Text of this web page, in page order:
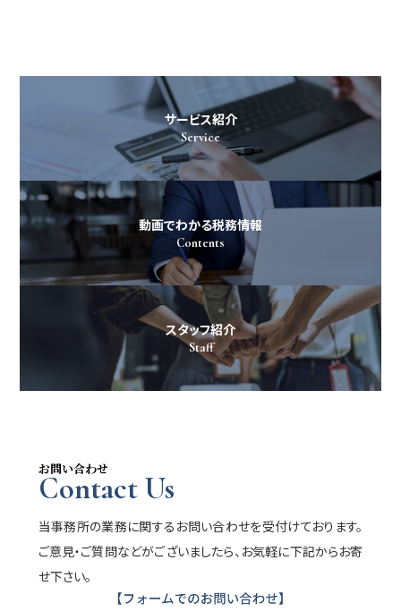
サービス紹介
Service
動画でわかる税務情報
Contents
スタッフ紹介
Staff
お問い合わせ
Contact Us
当事務所の業務に関するお問い合わせを受付けております。
ご意見・ご質問などがございましたら、お気軽に下記からお寄
せ下さい。